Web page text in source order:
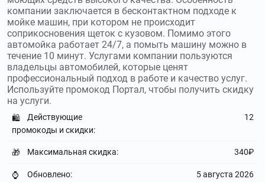
vsk.ru–ВСК Страхование – онлайн-
страховая компания, которая предоставляет
возможность не только удаленного оформления, но и
урегулирования всех вопросов при наступлении
страхового случая. Используйтепромокоды ВСК
Страхованиеи получите скидку до 500₽
avito.ru– Авито – крупнейший онлайн-
сервис для размещения объявлений о вакансиях, услугах,
продаже товаров и недвижимости. Используйте
промокоды Авитои получите скидку до 40%
youtalk.ru–Интернет-сервис Youtalk позволяет
воспользоваться услугами психолога в режиме онлайн.
компании заключается в бесконтактном подходе к
мойке машин, при котором не происходит
соприкосновения щеток с кузовом. Помимо этого
автомойка работает 24/7, а помыть машину можно в
течение 10 минут. Услугами компании пользуются
владельцы автомобилей, которые ценят
профессиональный подход в работе и качество услуг.
Используйте промокод Портал, чтобы получить скидку
на услуги.
🛍️
Действующие
промокоды и скидки:
12
🎁 Максимальная скидка: 340₽
⌚ Обновлено: 5 августа 2026